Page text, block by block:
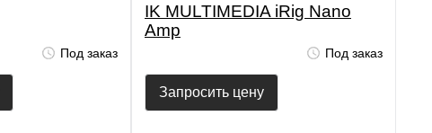
Под заказ
IK MULTIMEDIA iRig Nano
Amp
Под заказ
Запросить цену